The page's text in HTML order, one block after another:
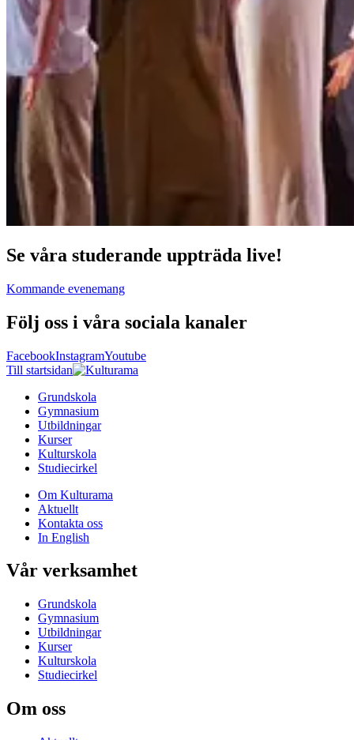
Se våra studerande uppträda live!
Kommande evenemang
Följ oss i våra sociala kanaler
FacebookInstagramYoutube
Till startsidan
Grundskola
Gymnasium
Utbildningar
Kurser
Kulturskola
Studiecirkel
Om Kulturama
Aktuellt
Kontakta oss
In English
Vår verksamhet
Grundskola
Gymnasium
Utbildningar
Kurser
Kulturskola
Studiecirkel
Om oss